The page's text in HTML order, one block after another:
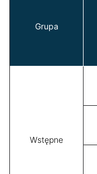
Grupa
Wstępne